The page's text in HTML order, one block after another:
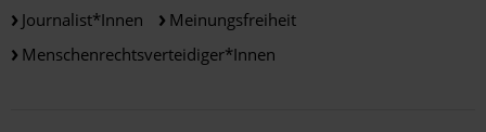
Journalist*innen
Meinungsfreiheit
Menschenrechtsverteidiger*innen